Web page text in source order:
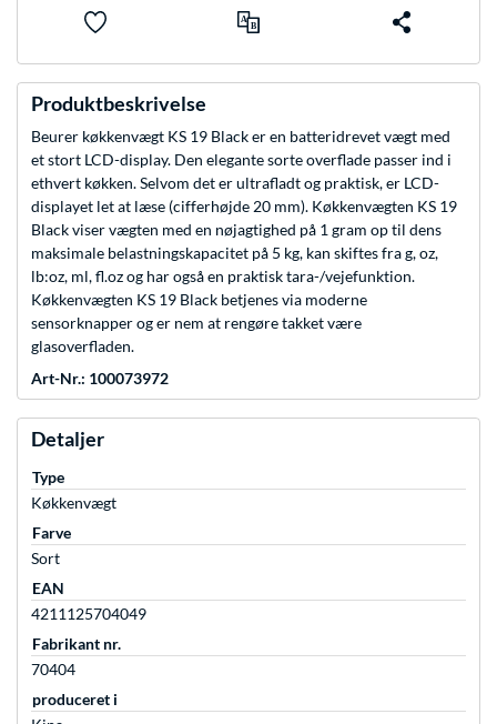
Produktbeskrivelse
Beurer køkkenvægt KS 19 Black er en batteridrevet vægt med
et stort LCD-display. Den elegante sorte overflade passer ind i
ethvert køkken. Selvom det er ultrafladt og praktisk, er LCD-
displayet let at læse (cifferhøjde 20 mm). Køkkenvægten KS 19
Black viser vægten med en nøjagtighed på 1 gram op til dens
maksimale belastningskapacitet på 5 kg, kan skiftes fra g, oz,
lb:oz, ml, fl.oz og har også en praktisk tara-/vejefunktion.
Køkkenvægten KS 19 Black betjenes via moderne
sensorknapper og er nem at rengøre takket være
glasoverfladen.
Art-Nr.: 100073972
Detaljer
Type
Køkkenvægt
Farve
Sort
EAN
4211125704049
Fabrikant nr.
70404
produceret i